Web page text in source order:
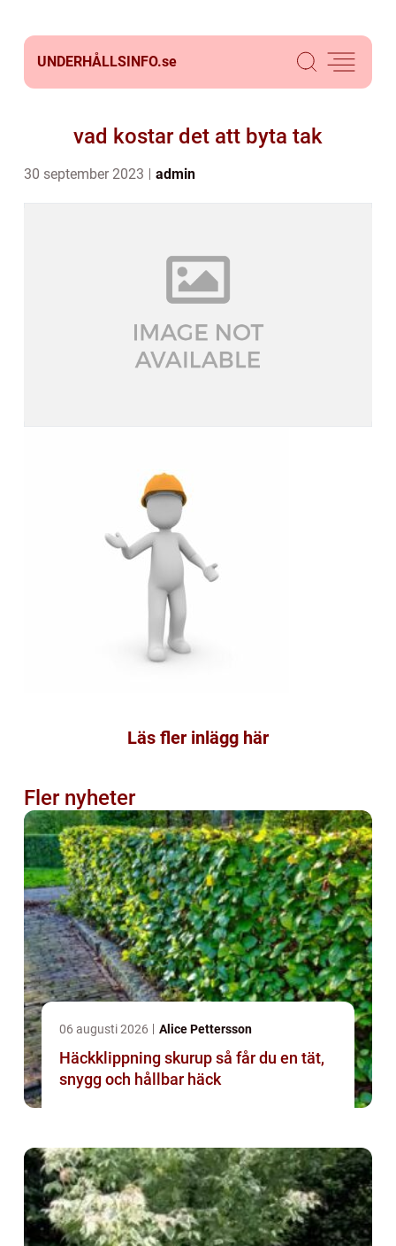
UNDERHÅLLSINFO.se
vad kostar det att byta tak
30 september 2023 admin
Läs fler inlägg här
Fler nyheter
06 augusti 2026 Alice Pettersson
Häckklippning skurup så får du en tät,
snygg och hållbar häck